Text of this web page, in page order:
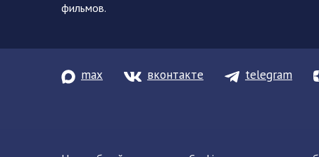
фильмов.
max вконтакте telegram